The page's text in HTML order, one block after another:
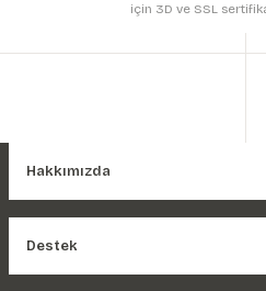
için 3D ve SSL
Hakkımızda
Destek